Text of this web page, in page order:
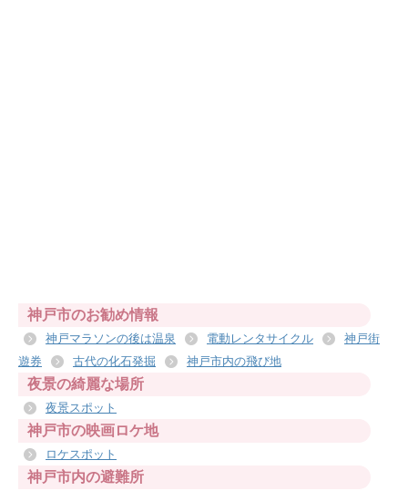
神戸市のお勧め情報
神戸マラソンの後は温泉 電動レンタサイクル
神戸街
遊券
古代の化石発掘 神戸市内の飛び地
夜景の綺麗な場所
夜景スポット
神戸市の映画ロケ地
ロケスポット
神戸市内の避難所